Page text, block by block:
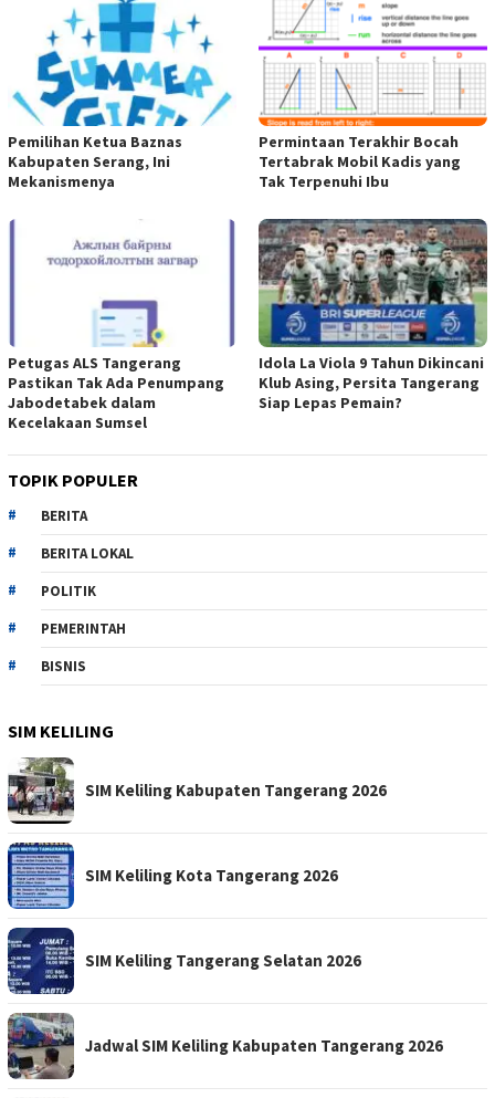
Pemilihan Ketua Baznas
Kabupaten Serang, Ini
Mekanismenya
Permintaan Terakhir Bocah
Tertabrak Mobil Kadis yang
Tak Terpenuhi Ibu
Petugas ALS Tangerang
Pastikan Tak Ada Penumpang
Jabodetabek dalam
Kecelakaan Sumsel
Idola La Viola 9 Tahun Dikincani
Klub Asing, Persita Tangerang
Siap Lepas Pemain?
TOPIK POPULER
BERITA
BERITA LOKAL
POLITIK
PEMERINTAH
BISNIS
SIM KELILING
SIM Keliling Kabupaten Tangerang 2026
SIM Keliling Kota Tangerang 2026
SIM Keliling Tangerang Selatan 2026
Jadwal SIM Keliling Kabupaten Tangerang 2026